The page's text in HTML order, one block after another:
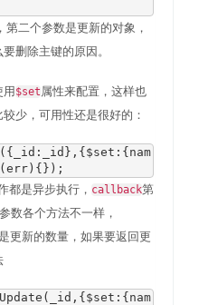
二个参数是更新的对象，
删除主键的原因。
用$set 属性来配置，这样也
少，可用性还是很好的：
({ _id : _id },{ $set :{ nam
( err ){});
都是异步执行， callback第
数各个方法不一样，
更新的数量，如果要返回更
( _id ,{ $set :{ nam